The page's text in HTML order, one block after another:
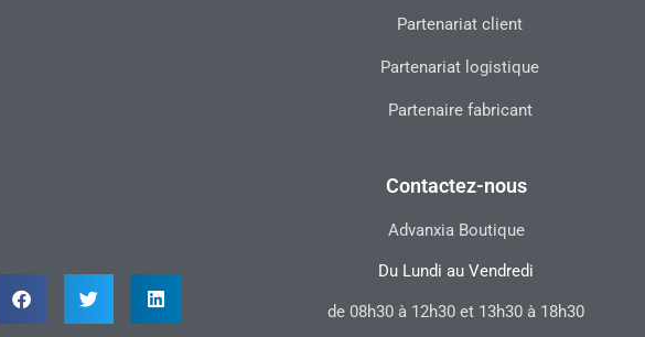
Partenariat client
Partenariat logistique
Partenaire fabricant
Contactez-nous
Advanxia Boutique
Du Lundi au Vendredi
de 08h30 à 12h30 et 13h30 à 18h30